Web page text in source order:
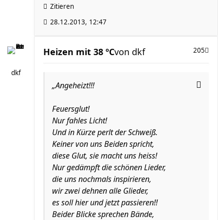
Zitieren
28.12.2013, 12:47
dkf
Heizen mit 38 ºC 205
von dkf
„Angeheizt!!!
Feuersglut!
Nur fahles Licht!
Und in Kürze perlt der Schweiß.
Keiner von uns Beiden spricht,
diese Glut, sie macht uns heiss!
Nur gedämpft die schönen Lieder,
die uns nochmals inspirieren,
wir zwei dehnen alle Glieder,
es soll hier und jetzt passieren!!
Beider Blicke sprechen Bände,